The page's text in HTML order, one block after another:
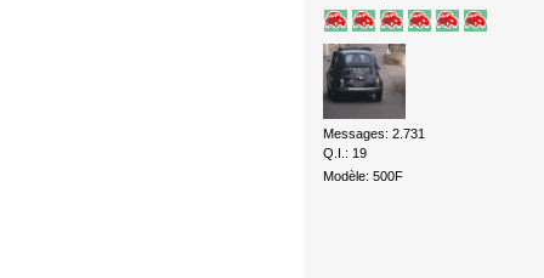
Messages: 2.731
Q.I.: 19
Modèle: 500F